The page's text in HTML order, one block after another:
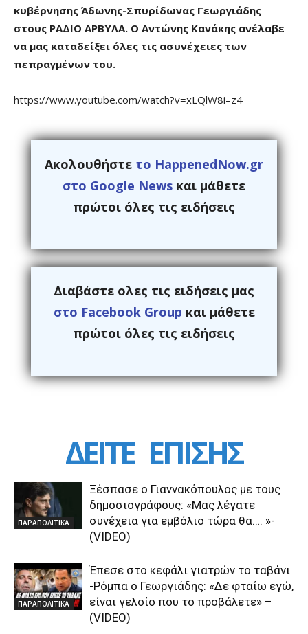
κυβέρνησης Άδωνης-Σπυρίδωνας Γεωργιάδης
στους ΡΑΔΙΟ ΑΡΒΥΛΑ. Ο Αντώνης Κανάκης ανέλαβε
να μας καταδείξει όλες τις ασυνέχειες των
πεπραγμένων του.
https://www.youtube.com/watch?v=xLQlW8i–z4
Ακολουθήστε το HappenedNow.gr
στο Google News και μάθετε
πρώτοι όλες τις ειδήσεις
Διαβάστε ολες τις ειδήσεις μας
στο Facebook Group και μάθετε
πρώτοι όλες τις ειδήσεις
ΔΕΙΤΕ ΕΠΙΣΗΣ
ΠΑΡΑΠΟΛΙΤΙΚΑ
Ξέσπασε ο Γιαννακόπουλος με τους
δημοσιογράφους: «Μας λέγατε
συνέχεια για εμβόλιο τώρα θα…. »-
(VIDEO)
ΠΑΡΑΠΟΛΙΤΙΚΑ
Έπεσε στο κεφάλι γιατρών το ταβάνι
-Ρόμπα ο Γεωργιάδης: «Δε φταίω εγώ,
είναι γελοίο που το προβάλετε» –
(VIDEO)